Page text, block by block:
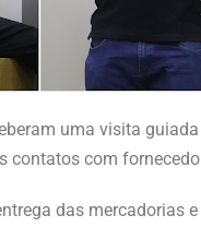
uma visita
contatos com
das mercadorias